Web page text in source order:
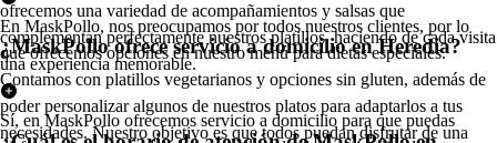
ofrecemos una variedad de acompañamientos y salsas que
complementan perfectamente nuestros platillos, haciendo de cada visita
una experiencia memorable.
En MaskPollo, nos preocupamos por todos nuestros clientes, por lo
que ofrecemos opciones en nuestro menú para dietas especiales.
Contamos con platillos vegetarianos y opciones sin gluten, además de
poder personalizar algunos de nuestros platos para adaptarlos a tus
necesidades. Nuestro objetivo es que todos puedan disfrutar de una
¿MaskPollo ofrece servicio a domicilio en Heredia?
Sí, en MaskPollo ofrecemos servicio a domicilio para que puedas